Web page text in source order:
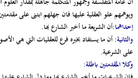
ويوهمهم علو العقلية عليها فان جهلهم ابتنى على
إحداهما:أن الشريعة ما أخبر الشارع بها.
والثانية:أن ما يستفاد بخبره فرع للعقليات التي هي
على الشرعية.
وكلا المقدمتين باطلة: